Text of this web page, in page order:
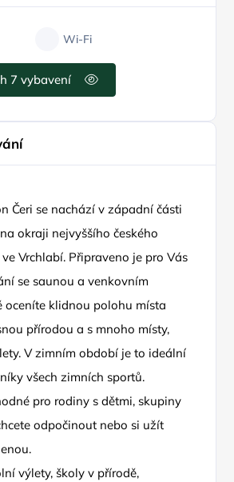
Wi-Fi
7 vybavení
Čeri se nachází v západní části
okraji nejvyššího českého
Vrchlabí. Připraveno je pro Vás
se saunou a venkovním
oceníte klidnou polohu místa
přírodou a s mnoho místy,
V zimním období je to ideální
všech zimních sportů.
pro rodiny s dětmi, skupiny
odpočinout nebo si užít
výlety, školy v přírodě,